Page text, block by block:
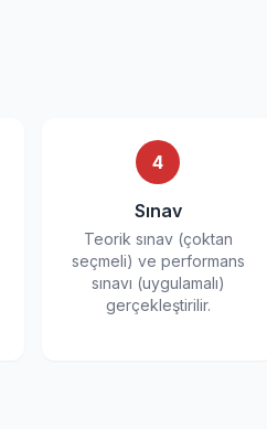
4
Sınav
Teorik sınav (çoktan
seçmeli) ve performans
sınavı (uygulamalı)
gerçekleştirilir.